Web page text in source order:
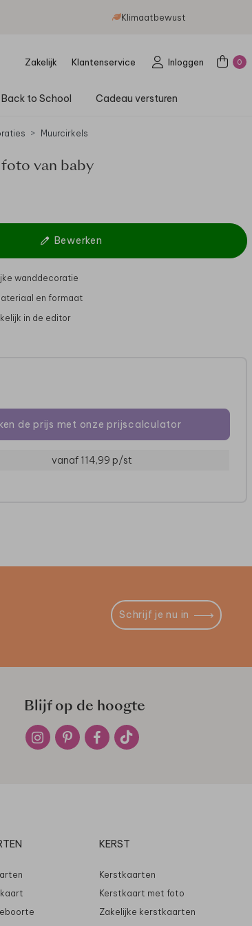
Klimaatbewust
Zakelijk Klantenservice Inloggen 0
Back to School Cadeau versturen
Muurcirkels
van baby
Bewerken
wanddecoratie
en formaat
in de editor
de prijs met onze prijscalculator
vanaf 114,99 p/st
Schrijf je nu in
Blijf op de hoogte
KERST
Kerstkaarten
Kerstkaart met foto
Zakelijke kerstkaarten